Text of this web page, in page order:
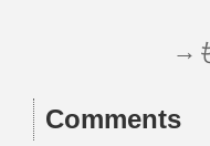
→
Comments